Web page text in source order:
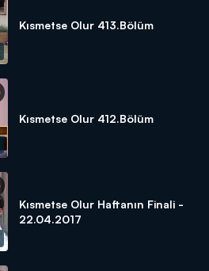
Kısmetse Olur 413.Bölüm
Kısmetse Olur 412.Bölüm
Kısmetse Olur Haftanın Finali -
22.04.2017